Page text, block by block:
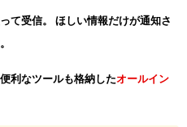
て受信。 ほしい情報だけが通知さ
利なツールも格納したオールイン